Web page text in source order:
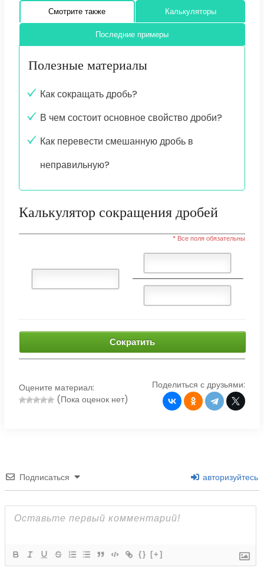
Смотрите также Калькуляторы
Последние примеры
Полезные материалы
Как сокращать дробь?
В чем состоит основное свойство дроби?
Как перевести смешанную дробь в
неправильную?
Калькулятор сокращения дробей
* Все поля обязательны
Сократить
Оцените материал:
(Пока оценок нет)
Поделиться с друзьями:
Подписаться авторизуйтесь
{} [+]